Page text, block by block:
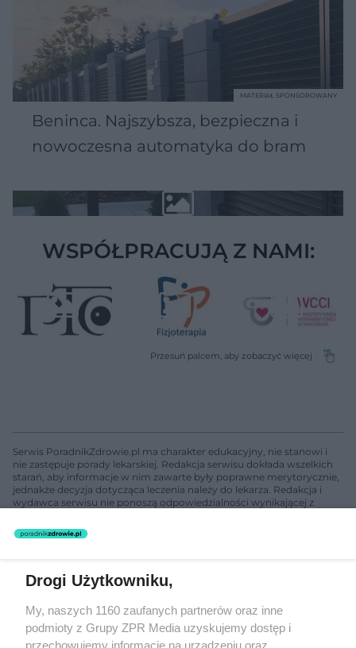
Beninca. Najszybsza, bezpieczna i
nowoczesna automatyka do bram
MATERIAŁ SPONSOROWANY
WSPÓŁPRACUJĄ Z NAMI:
Serwis PoradnikZdrowie.pl ma charakter edukacyjny, nie stanowi i
nie zastępuje porady lekarskiej. Redakcja serwisu dokłada wszelkich
starań, aby informacje w nim zawarte były poprawne merytorycznie,
jednakże decyzja dotycząca leczenia należy do lekarza. Redakcja i
wydawca serwisu nie ponoszą odpowiedzialności wynikającej z
nie prowadzi działalności leczniczej polegającej na udzielaniu
świadczeń zdrowotnych w rozumieniu art. 3 ust 1 ustawy o
Żaden utwór zamieszczony w serwisie nie może być powielany i
rozpowszechniany lub dalej rozpowszechniany w jakikolwiek sposób
(w tym także elektroniczny lub mechaniczny) na jakimkolwiek polu
eksploatacji w jakiejkolwiek formie, włącznie z umieszczaniem w
Drogi Użytkowniku,
My, naszych 1160 zaufanych partnerów oraz inne
podmioty z Grupy ZPR Media uzyskujemy dostęp i
przechowujemy informacje na urządzeniu oraz